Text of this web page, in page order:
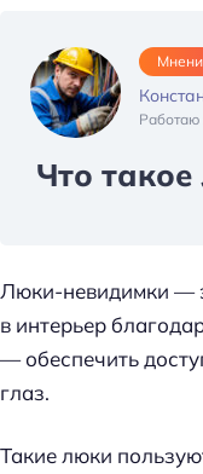
Работаю
Что
Люки-невидимки —
в интерьер
— обеспечить
глаз.
Такие люки